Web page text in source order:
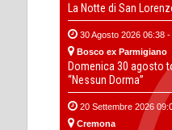
La Notte di San
30 Agosto 2026 06:38
Bosco ex Parmigiano
Domenica 30 agosto
“Nessun Dorma”
20 Settembre 2026
Cremona